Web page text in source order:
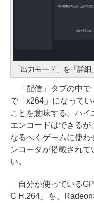
「出力モード」を「詳
「配信」タブの中で
で「x264」になって
ことを意味する。ハ
エンコードはできる
なるべくゲームに使
ンコーダが搭載され
い。
自分が使っている
C H.264」を、